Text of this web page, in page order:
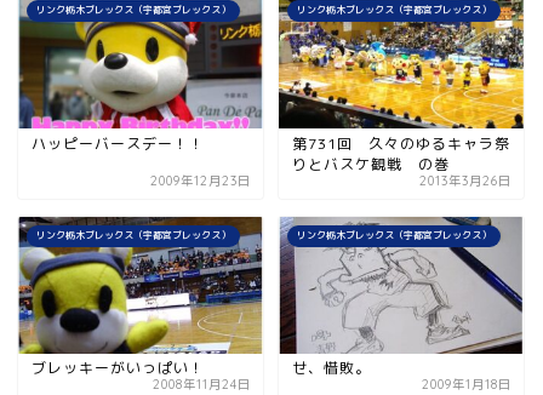
リンク栃木ブレックス（宇都宮ブレックス）
ハッピーバースデー！！
2009年12月23日
リンク栃木ブレックス（宇都宮ブレックス）
第731回 久々のゆるキャラ祭
りとバスケ観戦 の巻
2013年3月26日
リンク栃木ブレックス（宇都宮ブレックス）
ブレッキーがいっぱい！
2008年11月24日
リンク栃木ブレックス（宇都宮ブレックス）
せ、惜敗。
2009年1月18日